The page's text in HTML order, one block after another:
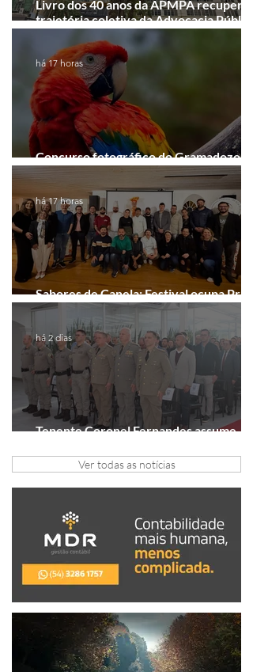
Livro dos 40 anos da APMPA recupera a
trajetória coletiva da Advocacia Pública
Concurso fotográfico do Gramadozoo
entra na reta final de inscrições
há 17 horas
Sabores de Canela: Festival ocupa Praça
João Corrêa em setembro
há 17 horas
Tenente Coronel Fernandes assume
há 2 dias
Ver todas as notícias